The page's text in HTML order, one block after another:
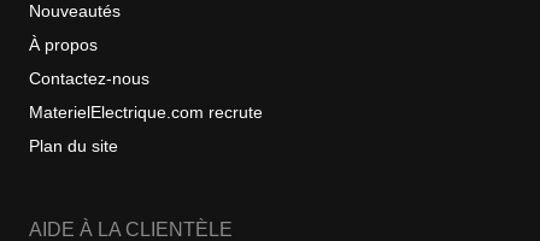
Nouveautés
À propos
Contactez-nous
MaterielElectrique.com recrute
Plan du site
AIDE À LA CLIENTÈLE